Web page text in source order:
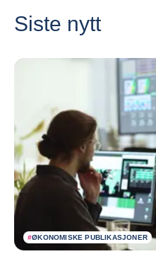
Siste nytt
#ØKONOMISKE PUBLIKASJONER